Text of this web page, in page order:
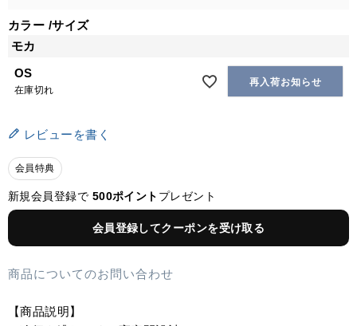
カラー サイズ
モカ
OS
在庫切れ
再入荷お知らせ
レビューを書く
会員特典
新規会員登録で 500ポイント プレゼント
会員登録してクーポンを受け取る
商品についてのお問い合わせ
【商品説明】